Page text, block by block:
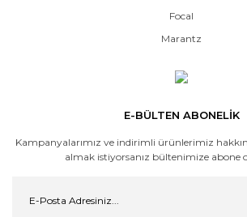
Focal
Marantz
E-BÜLTEN ABONELİK
Kampanyalarımız ve indirimli ürünlerimiz
almak istiyorsanız bültenimize abone